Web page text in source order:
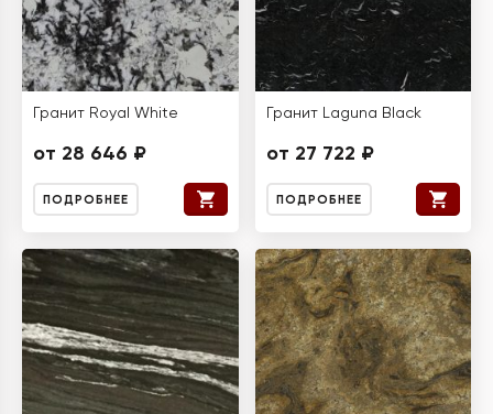
Гранит Royal White
от 28 646 ₽
ПОДРОБНЕЕ
Гранит Laguna Black
от 27 722 ₽
ПОДРОБНЕЕ